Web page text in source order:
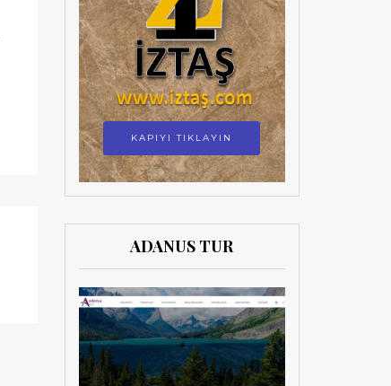
KAPIYI TIKLAYIN
ADANUS TUR